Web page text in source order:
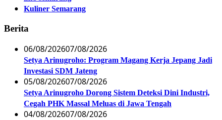
Kuliner Semarang
Berita
06/08/202607/08/2026
Setya Arinugroho: Program Magang Kerja Jepang Jadi
Investasi SDM Jateng
05/08/202607/08/2026
Setya Arinugroho Dorong Sistem Deteksi Dini Industri,
Cegah PHK Massal Meluas di Jawa Tengah
04/08/202607/08/2026